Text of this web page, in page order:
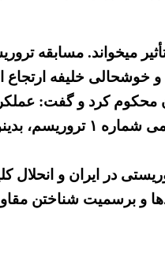
میخواند. مسابقه
خوشحالی خلیفه
کرد و گفت:
برای برون‌رفت از بن‌بست و انزوای
در ایران و انحلال
و برسمیت شناختن